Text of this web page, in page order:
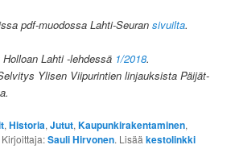
pdf-muodossa Lahti-Seuransivuilta.
Lahti -lehdessä 1/2018.
Ylisen Viipurintien linjauksista Päijät-
,Historia,Jutut,Kaupunkirakentaminen,
Kirjoittaja:Sauli Hirvonen. Lisääkestolinkki